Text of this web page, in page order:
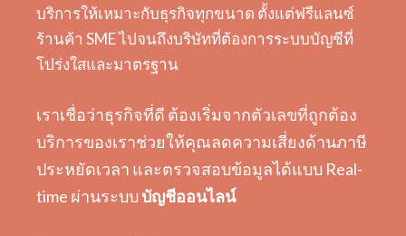
บริการให้เหมาะกับธุรกิจทุกขนาด ตั้งแต่ฟรีแลนซ์
ร้านค้า SME ไปจนถึงบริษัทที่ต้องการระบบบัญชีที่
โปร่งใสและมาตรฐาน
เราเชื่อว่าธุรกิจที่ดี ต้องเริ่มจากตัวเลขที่ถูกต้อง
บริการของเราช่วยให้คุณลดความเสี่ยงด้านภาษี
ประหยัดเวลา และตรวจสอบข้อมูลได้แบบ Real-
time ผ่านระบบบัญชีออนไลน์